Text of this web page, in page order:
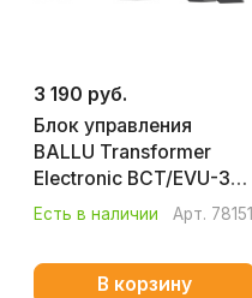
3 190 руб.
Блок управления
BALLU Transformer
Electronic BCT/EVU-3E
HC-1238393
Есть в наличии Арт. 78151
В корзину